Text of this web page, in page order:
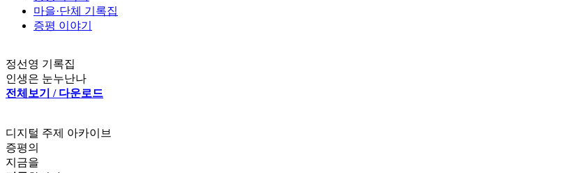
마을·단체 기록집
증평 이야기
정선영 기록집
인생은 눈누난나
전체보기 / 다운로드
디지털 주제 아카이브
증평의
지금을